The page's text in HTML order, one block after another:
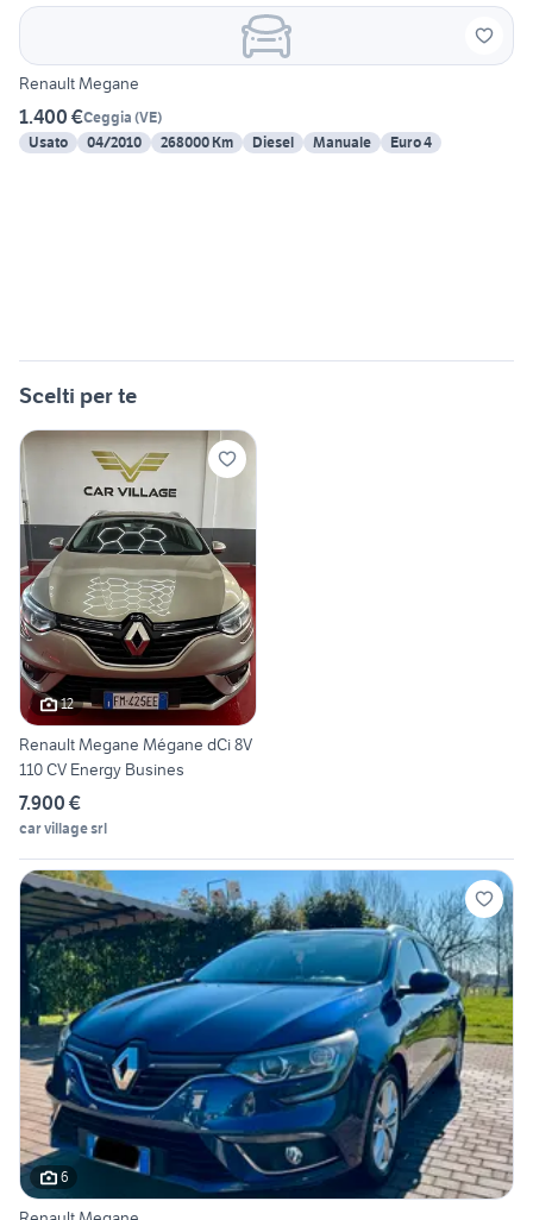
Renault Megane
1.400 €Ceggia (VE)
Usato
04/2010 268000 Km Diesel Manuale Euro 4
Scelti per te
12
Renault Megane Mégane dCi 8V
110 CV Energy Busines
7.900 €
car village srl
6